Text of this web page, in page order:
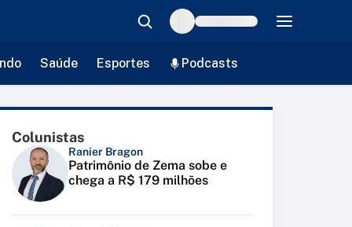
Saúde Esportes Podcasts
Colunistas
Ranier Bragon
Patrimônio de Zema sobe e
chega a R$ 179 milhões